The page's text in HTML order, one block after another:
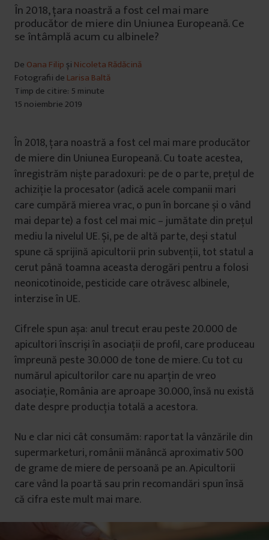
În 2018, țara noastră a fost cel mai mare
producător de miere din Uniunea Europeană. Ce
se întâmplă acum cu albinele?
De Oana Filip și Nicoleta Rădăcină
Fotografii de Larisa Baltă
Timp de citire: 5 minute
15 noiembrie 2019
În 2018, țara noastră a fost cel mai mare producător
de miere din Uniunea Europeană. Cu toate acestea,
înregistrăm niște paradoxuri: pe de o parte, prețul de
achiziție la procesator (adică acele companii mari
care cumpără mierea vrac, o pun în borcane și o vând
mai departe) a fost cel mai mic – jumătate din prețul
mediu la nivelul UE. Și, pe de altă parte, deși statul
spune că sprijină apicultorii prin subvenții, tot statul a
cerut până toamna aceasta derogări pentru a folosi
neonicotinoide, pesticide care otrăvesc albinele,
interzise în UE.
Cifrele spun așa: anul trecut erau peste 20.000 de
apicultori înscriși în asociații de profil, care produceau
împreună peste 30.000 de tone de miere. Cu tot cu
numărul apicultorilor care nu aparțin de vreo
asociație, România are aproape 30.000, însă nu există
date despre producția totală a acestora.
Nu e clar nici cât consumăm: raportat la vânzările din
supermarketuri, românii mănâncă aproximativ 500
de grame de miere de persoană pe an. Apicultorii
care vând la poartă sau prin recomandări spun însă
că cifra este mult mai mare.